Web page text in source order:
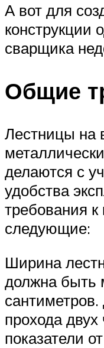
А вот для
конструкции
сварщика
Общие
Лестницы на
делаются с
удобства
требования к
следующие:
Ширина
должна быть
прохода
показатели